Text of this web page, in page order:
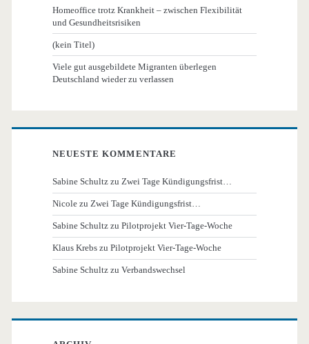
Homeoffice trotz Krankheit – zwischen Flexibilität
und Gesundheitsrisiken
(kein Titel)
Viele gut ausgebildete Migranten überlegen
Deutschland wieder zu verlassen
NEUESTE KOMMENTARE
Sabine Schultz zuZwei Tage Kündigungsfrist…
Nicole zuZwei Tage Kündigungsfrist…
Sabine Schultz zuPilotprojekt Vier-Tage-Woche
Klaus Krebs zuPilotprojekt Vier-Tage-Woche
Sabine Schultz zuVerbandswechsel